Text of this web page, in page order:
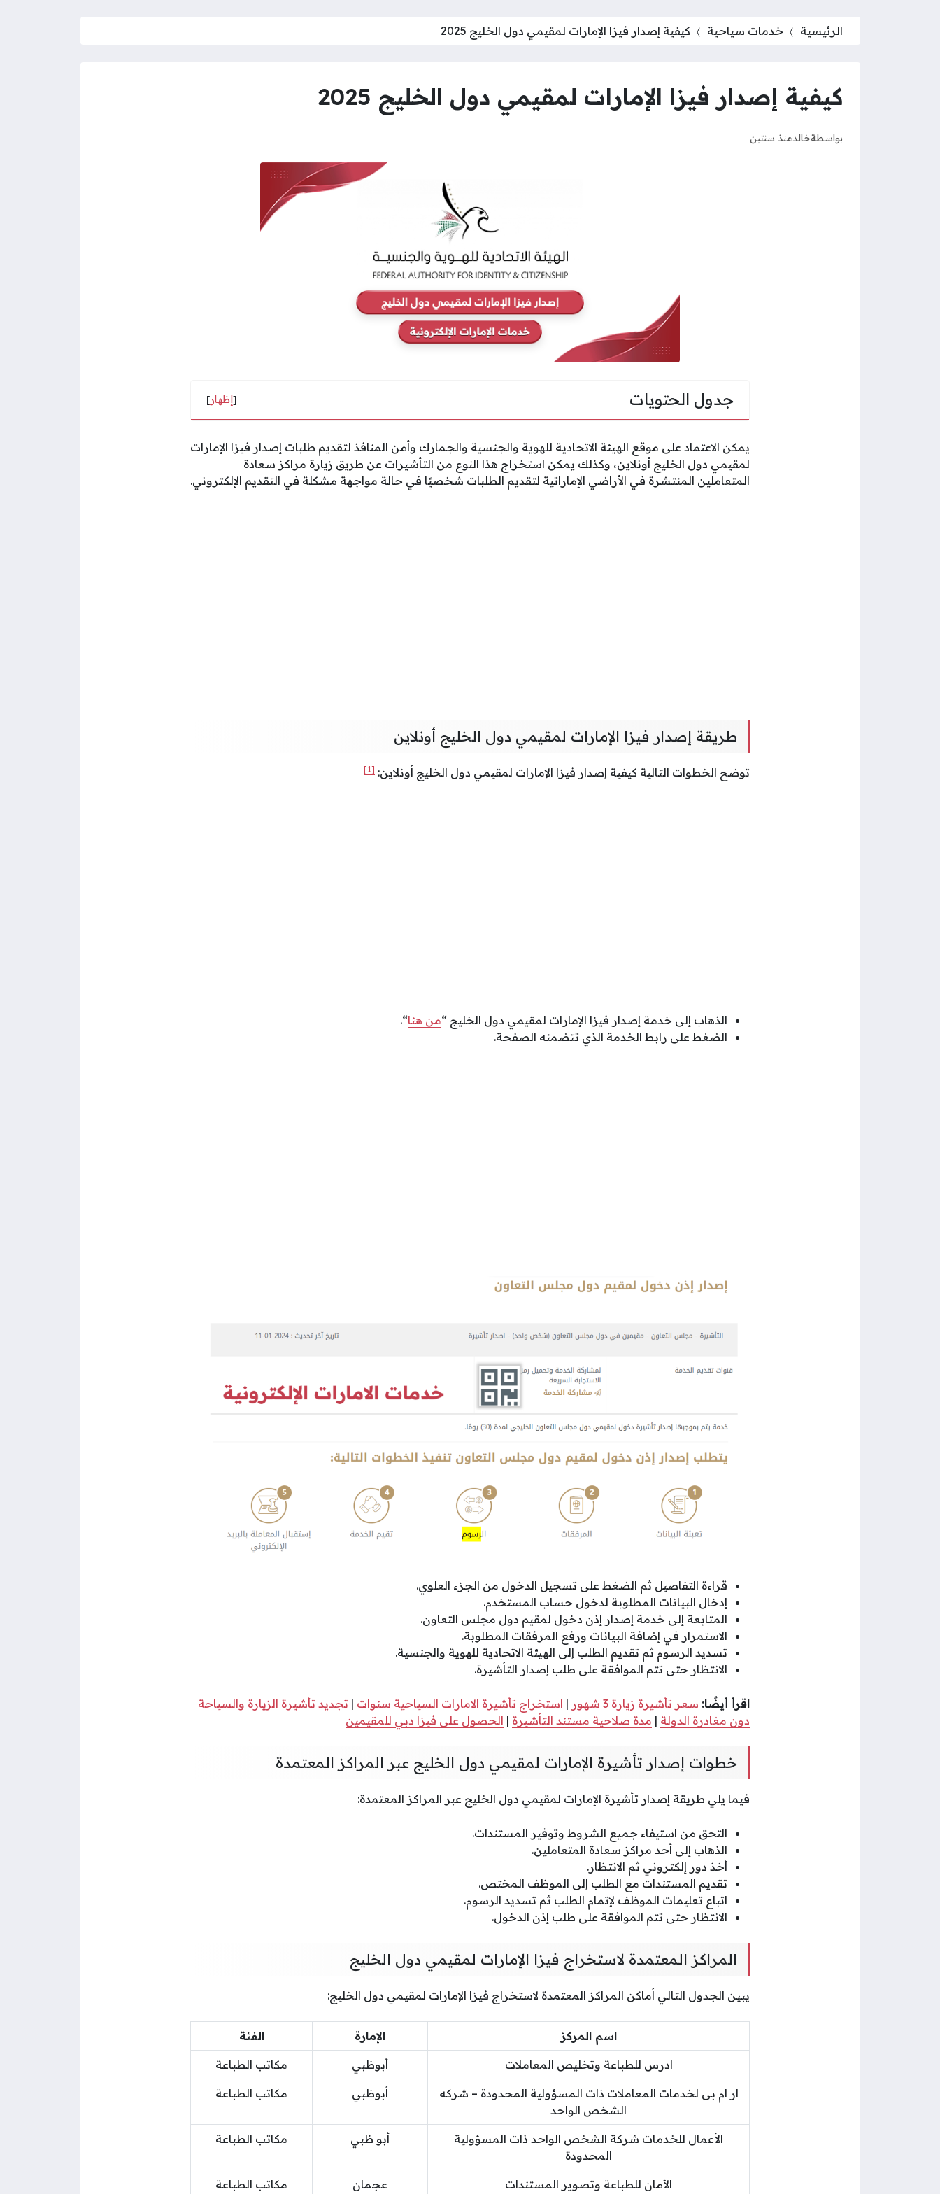
الرئيسية خدمات سياحية كيفية إصدار فيزا الإمارات لمقيمي دول الخليج 2025
كيفية إصدار فيزا الإمارات لمقيمي دول الخليج 2025
بواسطةخالدمنذ سنتين
جدول الحتويات [إظهار]
يمكن الاعتماد على موقع الهيئة الاتحادية للهوية والجنسية والجمارك وأمن المنافذ لتقديم طلبات إصدار فيزا الإمارات
لمقيمي دول الخليج أونلاين، وكذلك يمكن استخراج هذا النوع من التأشيرات عن طريق زيارة مراكز سعادة
المتعاملين المنتشرة في الأراضي الإماراتية لتقديم الطلبات شخصيًا في حالة مواجهة مشكلة في التقديم الإلكتروني.
طريقة إصدار فيزا الإمارات لمقيمي دول الخليج أونلاين
توضح الخطوات التالية كيفية إصدار فيزا الإمارات لمقيمي دول الخليج أونلاين: [1]
الذهاب إلى خدمة إصدار فيزا الإمارات لمقيمي دول الخليج “من هنا“.
الضغط على رابط الخدمة الذي تتضمنه الصفحة.
قراءة التفاصيل ثم الضغط على تسجيل الدخول من الجزء العلوي.
إدخال البيانات المطلوبة لدخول حساب المستخدم.
المتابعة إلى خدمة إصدار إذن دخول لمقيم دول مجلس التعاون.
الاستمرار في إضافة البيانات ورفع المرفقات المطلوبة.
تسديد الرسوم ثم تقديم الطلب إلى الهيئة الاتحادية للهوية والجنسية.
الانتظار حتى تتم الموافقة على طلب إصدار التأشيرة.
اقرأ أيضًا: سعر تأشيرة زيارة 3 شهور | استخراج تأشيرة الامارات السياحية سنوات | تجديد تأشيرة الزيارة والسياحة
دون مغادرة الدولة | مدة صلاحية مستند التأشيرة | الحصول على فيزا دبي للمقيمين
خطوات إصدار تأشيرة الإمارات لمقيمي دول الخليج عبر المراكز المعتمدة
فيما يلي طريقة إصدار تأشيرة الإمارات لمقيمي دول الخليج عبر المراكز المعتمدة:
التحق من استيفاء جميع الشروط وتوفير المستندات.
الذهاب إلى أحد مراكز سعادة المتعاملين.
أخذ دور إلكتروني ثم الانتظار.
تقديم المستندات مع الطلب إلى الموظف المختص.
اتباع تعليمات الموظف لإتمام الطلب ثم تسديد الرسوم.
الانتظار حتى تتم الموافقة على طلب إذن الدخول.
المراكز المعتمدة لاستخراج فيزا الإمارات لمقيمي دول الخليج
يبين الجدول التالي أماكن المراكز المعتمدة لاستخراج فيزا الإمارات لمقيمي دول الخليج:
اسم المركز الإمارة الفئة
ادرس للطباعة وتخليص المعاملات أبوظبي مكاتب الطباعة
ار ام بى لخدمات المعاملات ذات المسؤولية المحدودة – شركه
الشخص الواحد
أبوظبي مكاتب الطباعة
الأعمال للخدمات شركة الشخص الواحد ذات المسؤولية
المحدودة
أبو ظبي مكاتب الطباعة
الأمان للطباعة وتصوير المستندات عجمان مكاتب الطباعة